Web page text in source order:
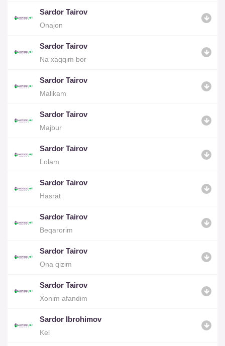
Sardor Tairov
Onajon
Sardor Tairov
Na xaqqim bor
Sardor Tairov
Malikam
Sardor Tairov
Majbur
Sardor Tairov
Lolam
Sardor Tairov
Hasrat
Sardor Tairov
Beqarorim
Sardor Tairov
Ona qizim
Sardor Tairov
Xonim afandim
Sardor Ibrohimov
Kel